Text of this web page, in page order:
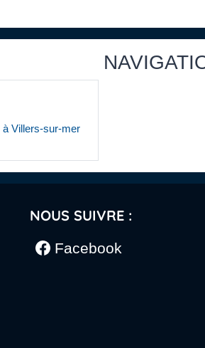
Villers-sur-mer
NOUS SUIVRE :
Facebook